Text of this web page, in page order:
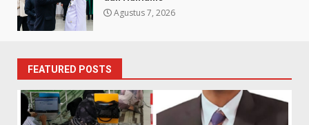
Agustus 7, 2026
FEATURED POSTS